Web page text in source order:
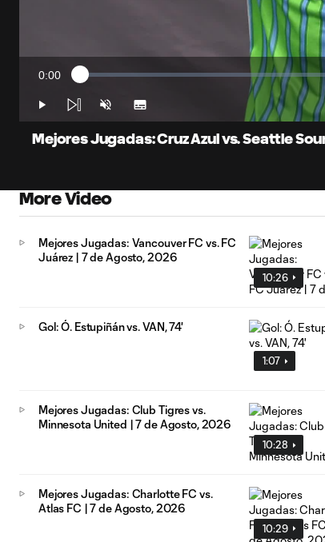
Current
Time
0:00 Loaded:
1.38%
Play Unmute Subtitles
Mejores Jugadas: Cruz Azul vs. Seattle
More Video
10:26
Mejores Jugadas: Vancouver FC vs. FC
Juárez | 7 de Agosto, 2026
1:07
Gol: Ó. Estupiñán vs. VAN, 74'
10:28
Mejores Jugadas: Club Tigres vs.
Minnesota United | 7 de Agosto, 2026
10:29
Mejores Jugadas: Charlotte FC vs.
Atlas FC | 7 de Agosto, 2026